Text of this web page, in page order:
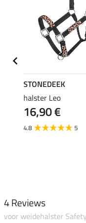
STONEDEEK
halster Leo
16,90 €
4.8 5
4 Reviews
voor weidehalster Safety